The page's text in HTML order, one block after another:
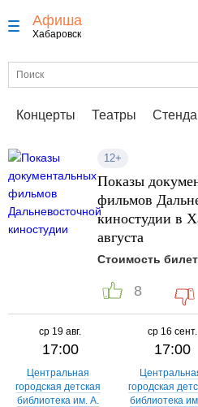
Афиша
Хабаровск
Концерты Театры
12+
Показы
фильмов
киностудии в
августа
Стоимость
8
ср 19 авг.
17:00
Центральная
городская детская
библиотека им. А.
ср 16 сент.
17:00
городская
библиотека